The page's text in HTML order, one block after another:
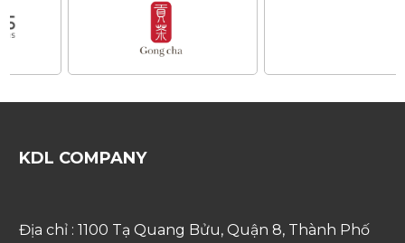
KDL COMPANY
Địa chỉ : 1100 Tạ Quang Bửu, Quận 8, Thành Phố